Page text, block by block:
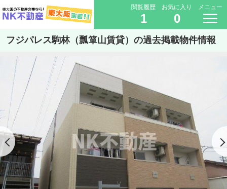
閲覧履歴
1
お気に入り
0
メニュー
フジパレス駒林（瓢箪山賃貸）の過去掲載物件情報